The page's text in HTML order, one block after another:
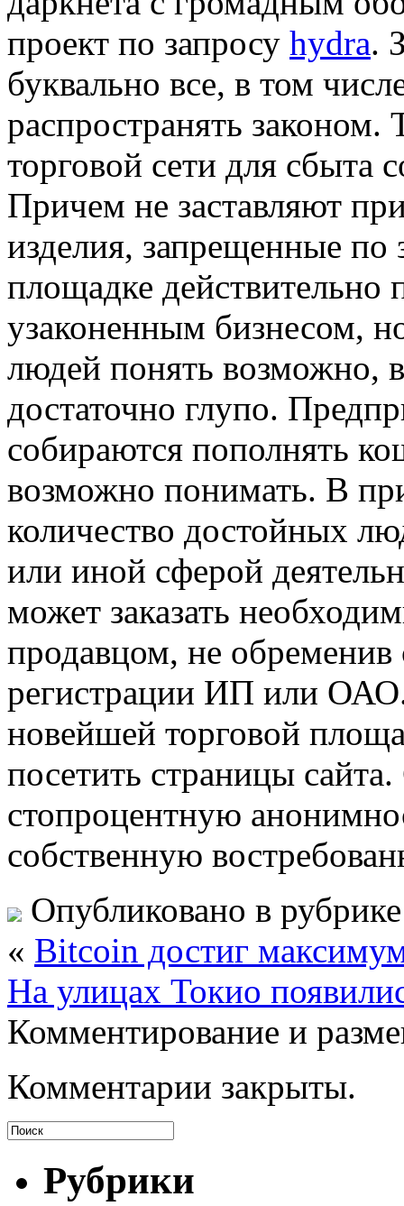
проект по запросу hydra.
буквально все, в том
распространять
торговой сети для сбыта
Причем не заставляют
изделия, запрещенные по
площадке действительно
узаконенным бизнесом,
людей понять возможно,
достаточно глупо.
собираются пополнять
возможно понимать. В
количество достойных
или иной сферой
может заказать
продавцом, не
регистрации ИП или
новейшей торговой
посетить страницы
стопроцентную
собственную
Опубликовано в
« Bitcoin достиг
На улицах Токио
Комментирование и
Комментарии закрыты.
Рубрики